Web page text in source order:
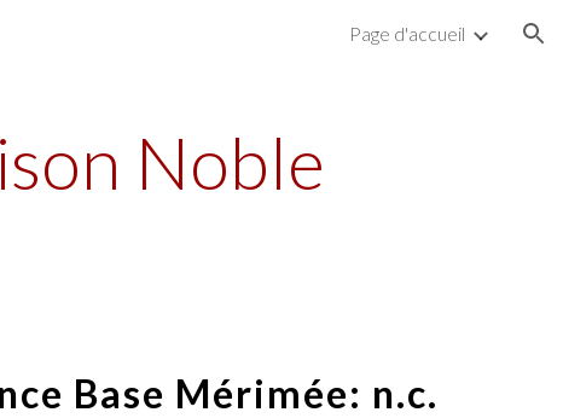
Page d'accueil
Noble
Base Mérimée: n.c.